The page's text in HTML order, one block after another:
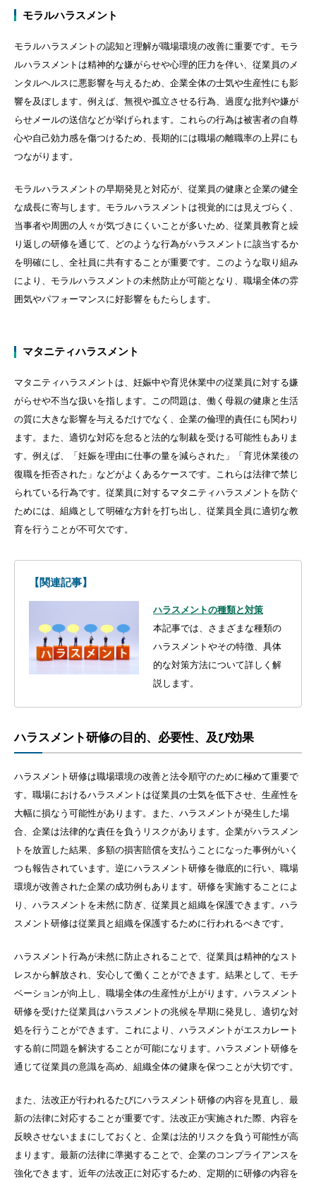
モラルハラスメント
モラルハラスメントの認知と理解が職場環境の改善に重要です。モラ
ルハラスメントは精神的な嫌がらせや心理的圧力を伴い、従業員のメ
ンタルヘルスに悪影響を与えるため、企業全体の士気や生産性にも影
響を及ぼします。例えば、無視や孤立させる行為、過度な批判や嫌が
らせメールの送信などが挙げられます。これらの行為は被害者の自尊
心や自己効力感を傷つけるため、長期的には職場の離職率の上昇にも
つながります。
モラルハラスメントの早期発見と対応が、従業員の健康と企業の健全
な成長に寄与します。モラルハラスメントは視覚的には見えづらく、
当事者や周囲の人々が気づきにくいことが多いため、従業員教育と繰
り返しの研修を通じて、どのような行為がハラスメントに該当するか
を明確にし、全社員に共有することが重要です。このような取り組み
により、モラルハラスメントの未然防止が可能となり、職場全体の雰
囲気やパフォーマンスに好影響をもたらします。
マタニティハラスメント
マタニティハラスメントは、妊娠中や育児休業中の従業員に対する嫌
がらせや不当な扱いを指します。この問題は、働く母親の健康と生活
の質に大きな影響を与えるだけでなく、企業の倫理的責任にも関わり
ます。また、適切な対応を怠ると法的な制裁を受ける可能性もありま
す。例えば、「妊娠を理由に仕事の量を減らされた」「育児休業後の
復職を拒否された」などがよくあるケースです。これらは法律で禁じ
られている行為です。従業員に対するマタニティハラスメントを防ぐ
ためには、組織として明確な方針を打ち出し、従業員全員に適切な教
育を行うことが不可欠です。
【関連記事】
ハラスメントの種類と対策
本記事では、さまざまな種類の
ハラスメントやその特徴、具体
的な対策方法について詳しく解
説します。
ハラスメント研修の目的、必要性、及び効果
ハラスメント研修は職場環境の改善と法令順守のために極めて重要で
す。職場におけるハラスメントは従業員の士気を低下させ、生産性を
大幅に損なう可能性があります。また、ハラスメントが発生した場
合、企業は法律的な責任を負うリスクがあります。企業がハラスメン
トを放置した結果、多額の損害賠償を支払うことになった事例がいく
つも報告されています。逆にハラスメント研修を徹底的に行い、職場
環境が改善された企業の成功例もあります。研修を実施することによ
り、ハラスメントを未然に防ぎ、従業員と組織を保護できます。ハラ
スメント研修は従業員と組織を保護するために行われるべきです。
ハラスメント行為が未然に防止されることで、従業員は精神的なスト
レスから解放され、安心して働くことができます。結果として、モチ
ベーションが向上し、職場全体の生産性が上がります。ハラスメント
研修を受けた従業員はハラスメントの兆候を早期に発見し、適切な対
処を行うことができます。これにより、ハラスメントがエスカレート
する前に問題を解決することが可能になります。ハラスメント研修を
通じて従業員の意識を高め、組織全体の健康を保つことが大切です。
また、法改正が行われるたびにハラスメント研修の内容を見直し、最
新の法律に対応することが重要です。法改正が実施された際、内容を
反映させないままにしておくと、企業は法的リスクを負う可能性が高
まります。最新の法律に準拠することで、企業のコンプライアンスを
強化できます。近年の法改正に対応するため、定期的に研修の内容を